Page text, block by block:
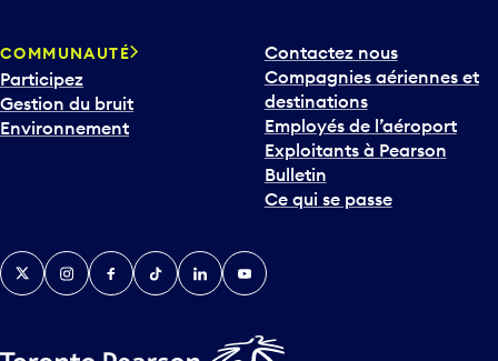
o
u
r
i
v
e
n
COMMUNAUTÉ
Participez
Gestion du bruit
Environnement
Contactez nous
Compagnies aériennes et
destinations
Employés de l’aéroport
Exploitants à Pearson
Bulletin
Ce qui se passe
TwitterInstagramFacebook
TikTokLinkedInYouTube